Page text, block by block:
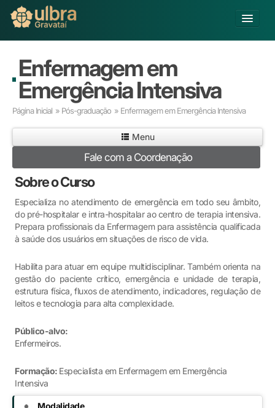
Buscar
Já sou Aluno
Educação Básica
Pós-graduação
Pesquisa
Extensão
Infraestrutura e Serviços
Sobre a ULBRA
Enfermagem em
Emergência Intensiva
Página Inicial » Pós-graduação » Enfermagem em Emergência Intensiva
Menu
Fale com a Coordenação
Sobre o Curso
Especializa no atendimento de emergência em todo seu âmbito,
do pré-hospitalar e intra-hospitalar ao centro de terapia intensiva.
Prepara profissionais da Enfermagem para assistência qualificada
à saúde dos usuários em situações de risco de vida.
Habilita para atuar em equipe multidisciplinar. Também orienta na
gestão do paciente crítico, emergência e unidade de terapia,
estrutura física, fluxos de atendimento, indicadores, regulação de
leitos e tecnologia para alta complexidade.
Público-alvo:
Enfermeiros.
Formação: Especialista em Enfermagem em Emergência
Intensiva